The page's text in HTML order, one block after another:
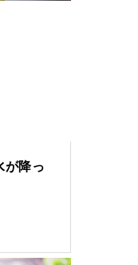
が降っ